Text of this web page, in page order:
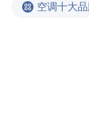
空调十大